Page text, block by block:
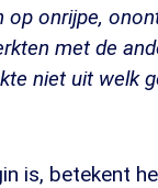
op onrijpe,
met de
niet uit welk
is, betekent